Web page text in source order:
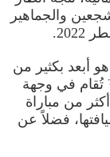
والجماهير
أبعد بكثير من
تُقام في وجهة
من مباراة
فضلاً عن